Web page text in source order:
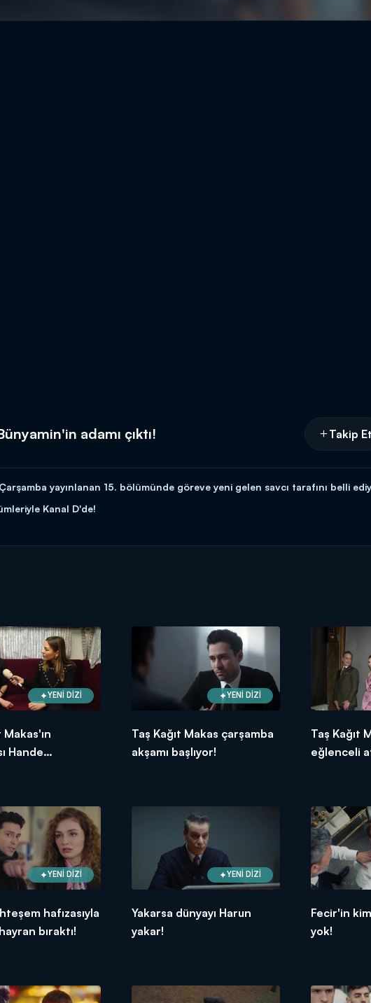
adamı çıktı! Takip Et
yayınlanan 15. bölümünde göreve yeni gelen savcı tarafını belli
Kanal D'de!
YENİ DİZİ
Makas'ın
Hande
YENİ DİZİ
Taş Kağıt Makas çarşamba
akşamı başlıyor!
Taş Kağıt
eğlenceli
YENİ DİZİ
hafızasıyla
bıraktı!
YENİ DİZİ
Yakarsa dünyayı Harun
yakar!
Fecir'in
yok!